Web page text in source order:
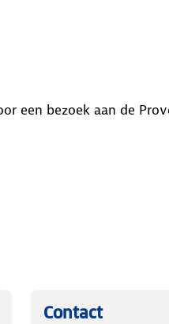
een bezoek aan de
Contact